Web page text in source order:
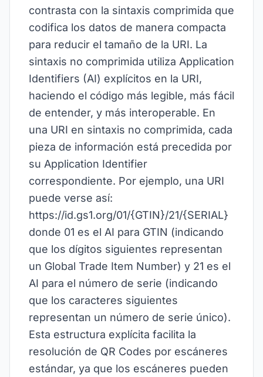
contrasta con la sintaxis comprimida que
codifica los datos de manera compacta
para reducir el tamaño de la URI. La
sintaxis no comprimida utiliza Application
Identifiers (AI) explícitos en la URI,
haciendo el código más legible, más fácil
de entender, y más interoperable. En
una URI en sintaxis no comprimida, cada
pieza de información está precedida por
su Application Identifier
correspondiente. Por ejemplo, una URI
puede verse así:
https://id.gs1.org/01/{GTIN}/21/{SERIAL}
donde 01 es el AI para GTIN (indicando
que los dígitos siguientes representan
un Global Trade Item Number) y 21 es el
AI para el número de serie (indicando
que los caracteres siguientes
representan un número de serie único).
Esta estructura explícita facilita la
resolución de QR Codes por escáneres
estándar, ya que los escáneres pueden